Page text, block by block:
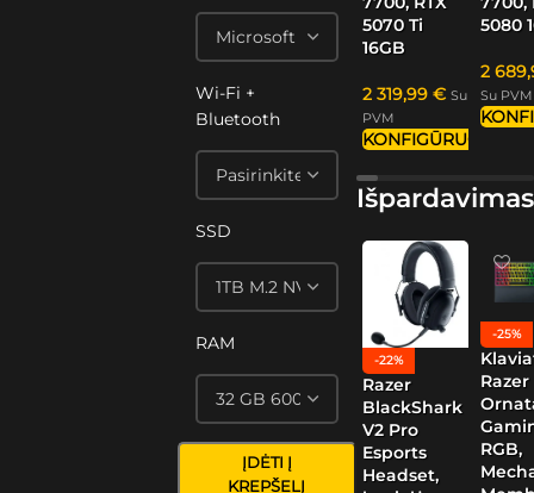
Wi-Fi +
Bluetooth
SSD
RAM
ĮDĖTI Į
KREPŠELĮ
5070 Ti
16GB
2 319,99 € Su
PVM
KONFIGŪRUOTI
5080
2
Su PVM
Išpardavimas
-22%
Razer
BlackShark
V2 Pro
Esports
Headset,
-25%
Razer
RGB,